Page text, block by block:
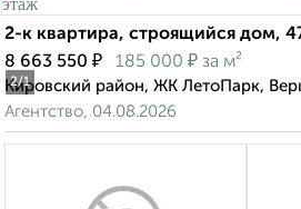
2/1
2-к квартира, строящийся дом,
8 663 550 ₽ 185 000 ₽ за м²
Кировский район, ЖК ЛетоПарк,
Агентство, 04.08.2026